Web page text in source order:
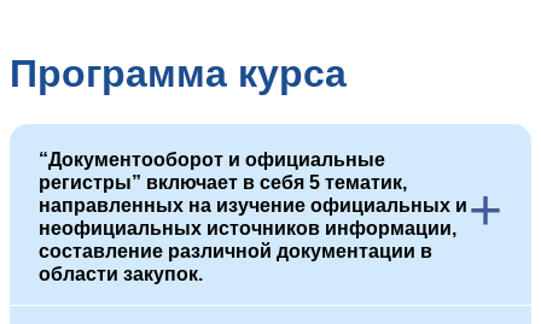
Программа курса
“Документооборот и официальные
регистры” включает в себя 5 тематик,
направленных на изучение официальных и
неофициальных источников информации,
составление различной документации в
области закупок.
+